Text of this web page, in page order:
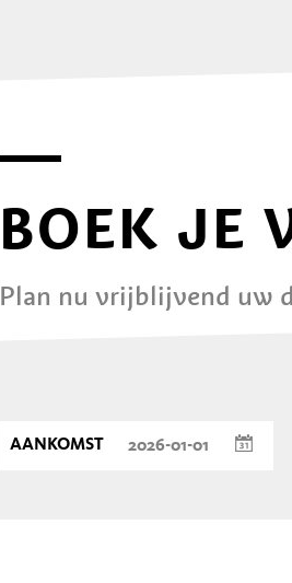
BOEK JE
Plan nu vrijblijvend uw
AANKOMST